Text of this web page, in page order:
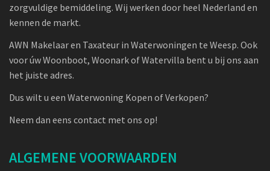
zorgvuldige bemiddeling. Wij werken door heel Nederland en
kennen de markt.
AWN Makelaar en Taxateur in Waterwoningen te Weesp. Ook
voor úw Woonboot, Woonark of Watervilla bent u bij ons aan
het juiste adres.
Dus wilt u een Waterwoning Kopen of Verkopen?
Neem dan eens contact met ons op!
ALGEMENE VOORWAARDEN